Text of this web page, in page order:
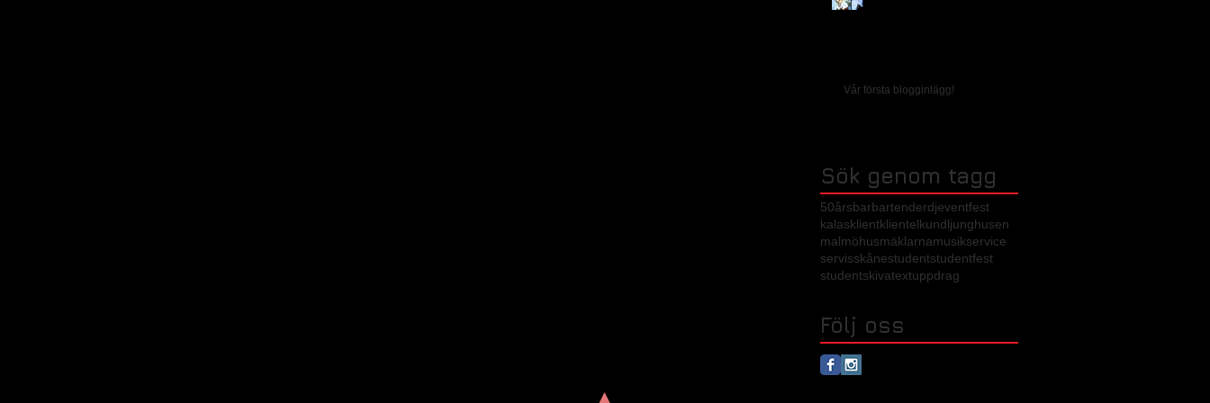
Vår första blogginlägg!
Sök genom tagg
50årsbarbartenderdjeventfest
kalasklientklientelkundljunghusen
malmöhusmäklarnamusikservice
servisskånestudentstudentfest
studentskivatextuppdrag
Följ oss